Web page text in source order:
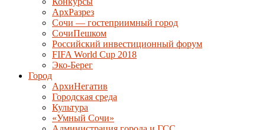
АрхРазрез
Сочи — гостеприимный город
СочиПешком
Российский инвестиционный форум
FIFA World Cup 2018
Эко-Берег
Город
АрхиНегатив
Городская среда
Культура
«Умный Сочи»